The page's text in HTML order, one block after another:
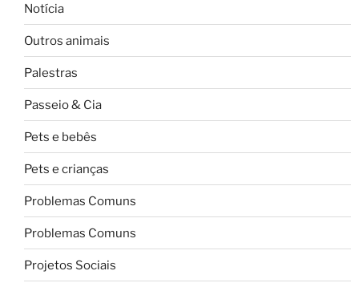
Notícia
Outros animais
Palestras
Passeio & Cia
Pets e bebês
Pets e crianças
Problemas Comuns
Problemas Comuns
Projetos Sociais